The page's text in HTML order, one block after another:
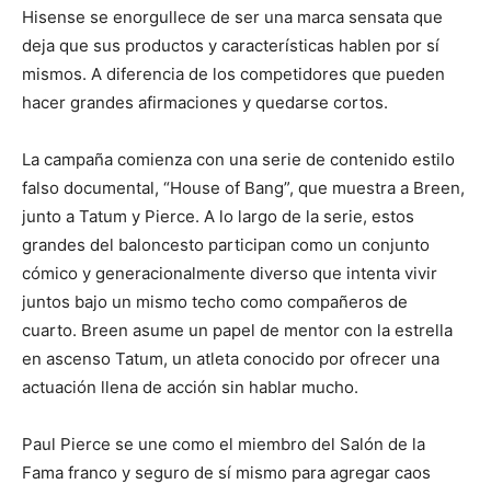
Hisense se enorgullece de ser una marca sensata que
deja que sus productos y características hablen por sí
mismos. A diferencia de los competidores que pueden
hacer grandes afirmaciones y quedarse cortos.
La campaña comienza con una serie de contenido estilo
falso documental, “House of Bang”, que muestra a Breen,
junto a Tatum y Pierce. A lo largo de la serie, estos
grandes del baloncesto participan como un conjunto
cómico y generacionalmente diverso que intenta vivir
juntos bajo un mismo techo como compañeros de
cuarto. Breen asume un papel de mentor con la estrella
en ascenso Tatum, un atleta conocido por ofrecer una
actuación llena de acción sin hablar mucho.
Paul Pierce se une como el miembro del Salón de la
Fama franco y seguro de sí mismo para agregar caos